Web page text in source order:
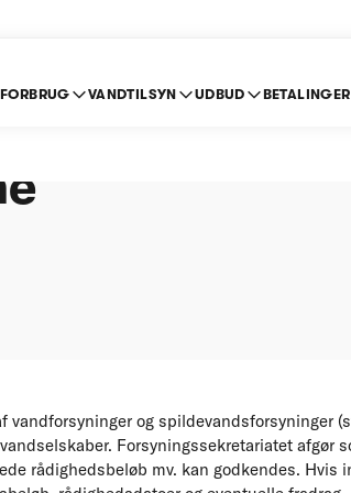
FORBRUG VANDTILSYN UDBUD BETALINGER
og spildevandsforsyninger
Forsyningssekretariatet afgør
rådighedsbeløb mv. kan godkendes. Hvis